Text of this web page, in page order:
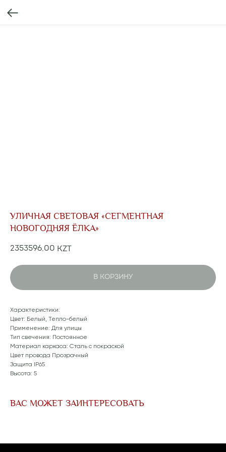
УЛИЧНАЯ СВЕТОВАЯ «СЕГМЕНТНАЯ
НОВОГОДНЯЯ ЁЛКА»
2353596,00 KZT
В КОРЗИНУ
Характеристики:
Цвет: Белый, Тепло-белый
Применение: Для улицы
Тип свечения: Постоянное
Материал каркаса: Сталь с покраской
Цвет провода Прозрачный
Защита IP65
Высота: 5
ВАС МОЖЕТ ЗАИНТЕРЕСОВАТЬ